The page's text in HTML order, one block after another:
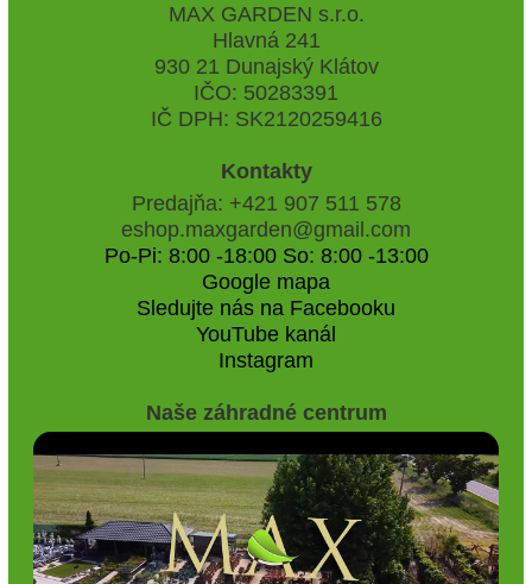
MAX GARDEN s.r.o.
Hlavná 241
930 21 Dunajský Klátov
IČO: 50283391
IČ DPH: SK2120259416
Kontakty
Predajňa: +421 907 511 578
eshop.maxgarden@gmail.com
Po-Pi: 8:00 -18:00 So: 8:00 -13:00
Google mapa
Sledujte nás na Facebooku
YouTube kanál
Instagram
Naše záhradné centrum